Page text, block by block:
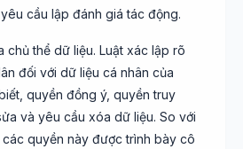
cầu lập đánh giá tác động.
chủ thể dữ liệu. Luật xác lập rõ
đối với dữ liệu cá nhân của
quyền đồng ý, quyền truy
và yêu cầu xóa dữ liệu. So với
các quyền này được trình bày cô